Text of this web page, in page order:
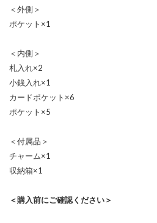
＜外側＞
ポケット×1
＜内側＞
札入れ×2
小銭入れ×1
カードポケット×6
ポケット×5
＜付属品＞
チャーム×1
収納箱×1
＜購入前にご確認ください＞